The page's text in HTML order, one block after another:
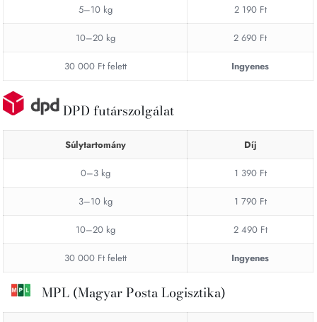
5–10 kg 2 190 Ft
10–20 kg 2 690 Ft
30 000 Ft felett Ingyenes
DPD futárszolgálat
Súlytartomány Díj
0–3 kg 1 390 Ft
3–10 kg 1 790 Ft
10–20 kg 2 490 Ft
30 000 Ft felett Ingyenes
MPL (Magyar Posta Logisztika)